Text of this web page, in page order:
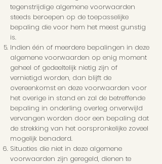
tegenstrijdige algemene voorwaarden
steeds beroepen op de toepasselijke
bepaling die voor hem het meest gunstig
is.
Indien één of meerdere bepalingen in deze
algemene voorwaarden op enig moment
geheel of gedeeltelijk nietig zijn of
vernietigd worden, dan blijft de
overeenkomst en deze voorwaarden voor
het overige in stand en zal de betreffende
bepaling in onderling overleg onverwijld
vervangen worden door een bepaling dat
de strekking van het oorspronkelijke zoveel
mogelijk benaderd.
Situaties die niet in deze algemene
voorwaarden zijn geregeld, dienen te